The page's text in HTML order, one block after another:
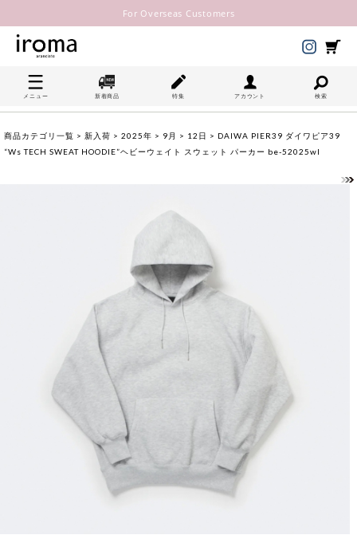
For Overseas Customers
メニュー 新着商品 特集 アカウント 検索
商品カテゴリ一覧 > 新入荷 > 2025年 > 9月 > 12日 > DAIWA PIER39 ダイワピア39
“Ws TECH SWEAT HOODIE”ヘビーウェイト スウェット パーカー be-52025wl